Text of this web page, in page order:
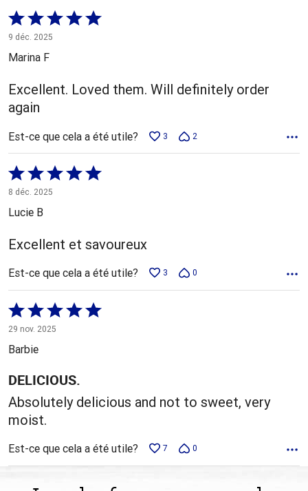
Coté
5 sur
5
9 déc. 2025
Marina F
Excellent. Loved them. Will definitely order
again
Est-ce que cela a été utile? 3 2
Coté
5 sur
5
8 déc. 2025
Lucie B
Excellent et savoureux
Est-ce que cela a été utile? 3 0
Coté
5 sur
5
29 nov. 2025
Barbie
DELICIOUS.
Absolutely delicious and not to sweet, very
moist.
Est-ce que cela a été utile? 7 0